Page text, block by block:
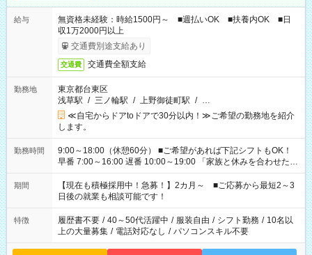
給与
無資格未経験：時給1500円～ ■週払いOK ■扶養内OK ■日
収1万2000円以上
交通費別途支給あり
交通費 交通費全額支給
勤務地
東京都台東区
浅草駅 / 三ノ輪駅 / 上野御徒町駅 / …
≪自宅からドアtoドアで30分以内！≫ご希望の勤務地を紹介
します。
勤務時間
9:00～18:00（休憩60分） ■ご希望があれば下記シフトもOK！
早番 7:00～16:00 遅番 10:00～19:00 「家族と休みを合わせた
い」 「余裕を持って夕飯の準備がしたい」 「できれば残業はし
たくない」 など、ご希望を教えてくださいね。 ※Wワーク希望
の方へ 今ご覧のお仕事で希望する勤務時間と、もう1つのお仕事
の勤務時間。 合計で週40時間を超える場合は応募できません。
期間
【現在も積極採用中！急募！】2カ月～ ■ご応募から最短2～3
日後の就業も相談可能です！
特徴 履歴書不要 / 40～50代活躍中 / 服装自由 / シフト勤務 / 10名以
上の大量募集 / 電話対応なし / パソコンスキル不要